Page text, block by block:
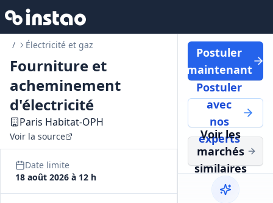
/ Électricité et gaz
Fourniture et
acheminement
d'électricité
Paris Habitat-OPH
Voir la source
Date limite
18 août 2026 à 12 h
Postuler
maintenant
Postuler
avec
nos
experts
Voir les
marchés
similaires